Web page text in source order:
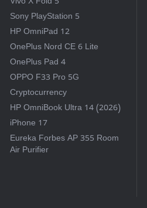
Sony PlayStation 5
HP OmniPad 12
OnePlus Nord CE 6 Lite
OnePlus Pad 4
OPPO F33 Pro 5G
Cryptocurrency
HP OmniBook Ultra 14 (2026)
iPhone 17
Eureka Forbes AP 355 Room
Air Purifier